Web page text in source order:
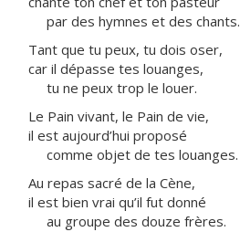
par des hymnes et des chants.
Tant que tu peux, tu dois oser,
car il dépasse tes louanges,
tu ne peux trop le louer.
Le Pain vivant, le Pain de vie,
il est aujourd’hui proposé
comme objet de tes louanges.
Au repas sacré de la Cène,
il est bien vrai qu’il fut donné
au groupe des douze frères.